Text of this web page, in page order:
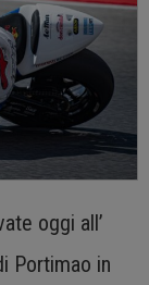
oggi all’
Portimao in